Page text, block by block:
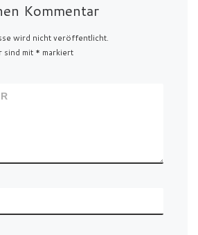
Kommentar
wird nicht veröffentlicht.
sind mit * markiert